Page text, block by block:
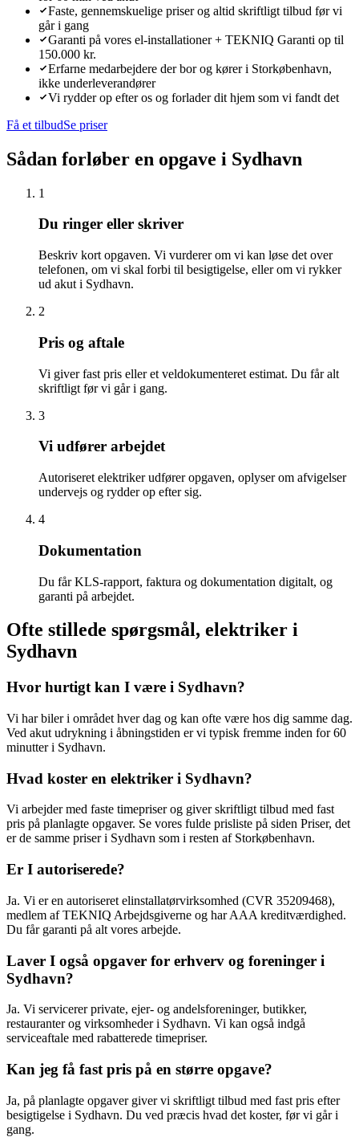
Faste, gennemskuelige priser og altid skriftligt tilbud før vi
går i gang
Garanti på vores el-installationer + TEKNIQ Garanti op til
150.000 kr.
Erfarne medarbejdere der bor og kører i Storkøbenhavn,
ikke underleverandører
Vi rydder op efter os og forlader dit hjem som vi fandt det
Få et tilbudSe priser
Sådan forløber en opgave i Sydhavn
1
Du ringer eller skriver
Beskriv kort opgaven. Vi vurderer om vi kan løse det over
telefonen, om vi skal forbi til besigtigelse, eller om vi rykker
ud akut i Sydhavn.
2
Pris og aftale
Vi giver fast pris eller et veldokumenteret estimat. Du får alt
skriftligt før vi går i gang.
3
Vi udfører arbejdet
Autoriseret elektriker udfører opgaven, oplyser om afvigelser
undervejs og rydder op efter sig.
4
Dokumentation
Du får KLS-rapport, faktura og dokumentation digitalt, og
garanti på arbejdet.
Ofte stillede spørgsmål, elektriker i
Sydhavn
Hvor hurtigt kan I være i Sydhavn?
Vi har biler i området hver dag og kan ofte være hos dig samme dag.
Ved akut udrykning i åbningstiden er vi typisk fremme inden for 60
minutter i Sydhavn.
Hvad koster en elektriker i Sydhavn?
Vi arbejder med faste timepriser og giver skriftligt tilbud med fast
pris på planlagte opgaver. Se vores fulde prisliste på siden Priser, det
er de samme priser i Sydhavn som i resten af Storkøbenhavn.
Er I autoriserede?
Ja. Vi er en autoriseret elinstallatørvirksomhed (CVR 35209468),
medlem af TEKNIQ Arbejdsgiverne og har AAA kreditværdighed.
Du får garanti på alt vores arbejde.
Laver I også opgaver for erhverv og foreninger i
Sydhavn?
Ja. Vi servicerer private, ejer- og andelsforeninger, butikker,
restauranter og virksomheder i Sydhavn. Vi kan også indgå
serviceaftale med rabatterede timepriser.
Kan jeg få fast pris på en større opgave?
Ja, på planlagte opgaver giver vi skriftligt tilbud med fast pris efter
besigtigelse i Sydhavn. Du ved præcis hvad det koster, før vi går i
gang.